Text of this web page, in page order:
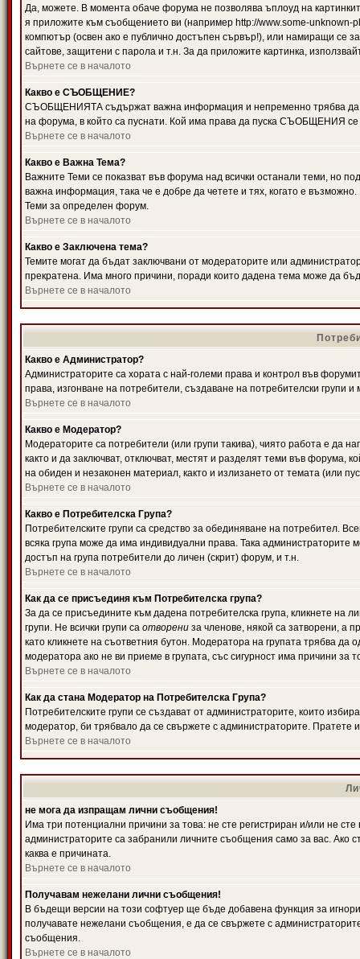
Да, можете. В момента обаче форума не позволява ъплоуд на
я приложите към съобщението ви (например http://www.some-
компютър (освен ако е публично достъпен сървър!), или намиращи се
сайтове, защитени с парола и т.н. За да приложите картинка,
Върнете се в началото
Какво е СЪОБЩЕНИЕ?
СЪОБЩЕНИЯТА съдържат важна информация и непременно трябва да
на форума, в който са пуснати. Кой има права да пуска СЪОБЩЕНИЯ се
Върнете се в началото
Какво е Важна Тема?
Важните Теми се показват във форума над всички останали теми,
важна информация, така че е добре да четете и тях, когато е
Теми за определен форум.
Върнете се в началото
Какво е Заключена тема?
Темите могат да бъдат заключвани от модераторите или
прекратена. Има много причини, поради които дадена тема може да
Върнете се в началото
Какво е Администратор?
Администраторите са хората с най-големи права и контрол във
права, изгонване на потребители, създаване на потребителски групи
Върнете се в началото
Какво е Модератор?
Модераторите са потребители (или групи такива), чиято работа е да
както и да заключват, отключват, местят и разделят теми във форума,
на обиден и незаконен материал, както и излизането от темата (или
Върнете се в началото
Какво е Потребителска Група?
Потребителските групи са средство за обединяване на потребител.
всяка група може да има индивидуални права. Така
достъп на група потребители до личен (скрит) форум, и т.н.
Върнете се в началото
Как да се присъединя към Потребителска група?
За да се присъедините към дадена потребителска група, кликнете на
групи. Не всички групи са отворени за членове, някой са затворени, а
като кликнете на съответния бутон. Модератора на групата трябва
модератора ако не ви приеме в групата, със сигурност има причини за
Върнете се в началото
Как да стана Модератор на Потребителска Група?
Потребителските групи се създават от администраторите, които
модератор, би трябвало да се свържете с администраторите.
Върнете се в началото
не мога да изпращам лични съобщения!
Има три потенциални причини за това: не сте регистриран и/или не
администраторите са забранили личните съобщения само за вас. Ако
каква е причината.
Върнете се в началото
Получавам нежелани лични съобщения!
В бъдещи версии на този софтуер ще бъде добавена функция за
получавате нежелани съобщения, е да се свържете с
съобщения.
Върнете се в началото